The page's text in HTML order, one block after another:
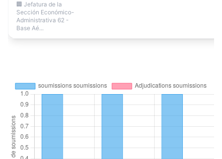
🏢 Jefatura de la
Sección Económico-
Administrativa 62 -
Base Aé...